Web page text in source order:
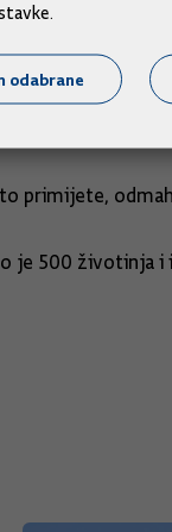
u kožnom
primijete,
je 500 životinja
odabrane